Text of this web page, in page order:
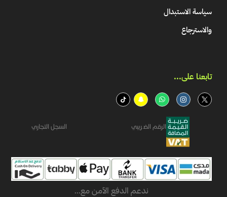
سياسة الاستبدال
والاسترجاع
تابعنا على...​
الرقم الضريبي السجل التجاري
ندعم الدفع الآمن مع...